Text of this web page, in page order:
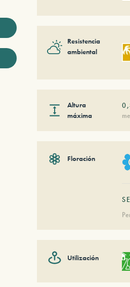
Resistencia
ambiental
Altura
máxima
Floración
Utilización